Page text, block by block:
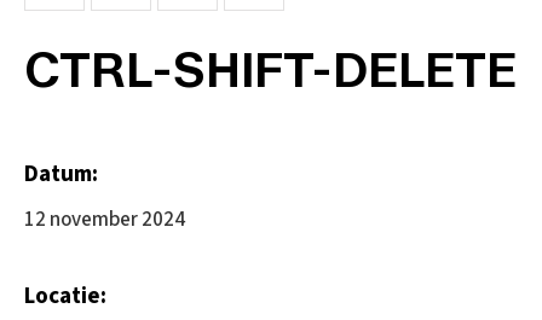
CTRL-SHIFT-DELETE
Datum:
12 november 2024
Locatie: